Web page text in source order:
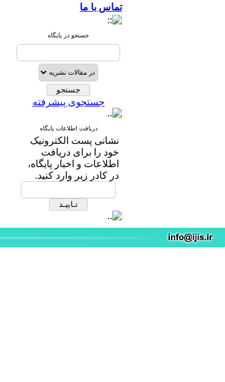
تماس با ما
جستجو در پایگاه
جستجوی پیشرفته
دریافت اطلاعات پایگاه
نشانی پست الکترونیک
خود را برای دریافت
اطلاعات و اخبار پایگاه،
در کادر زیر وارد کنید.